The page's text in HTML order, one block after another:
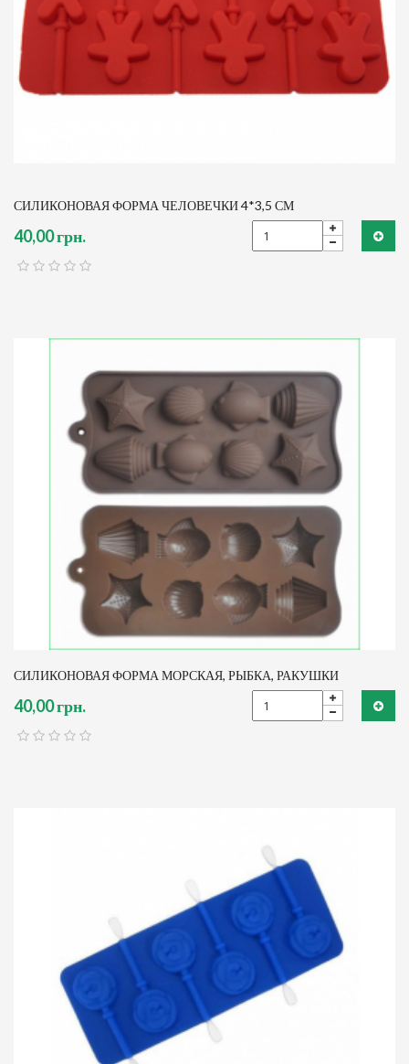
СИЛИКОНОВАЯ ФОРМА ЧЕЛОВЕЧКИ 4*3,5 СМ
40,00 грн.
СИЛИКОНОВАЯ ФОРМА МОРСКАЯ, РЫБКА, РАКУШКИ
40,00 грн.